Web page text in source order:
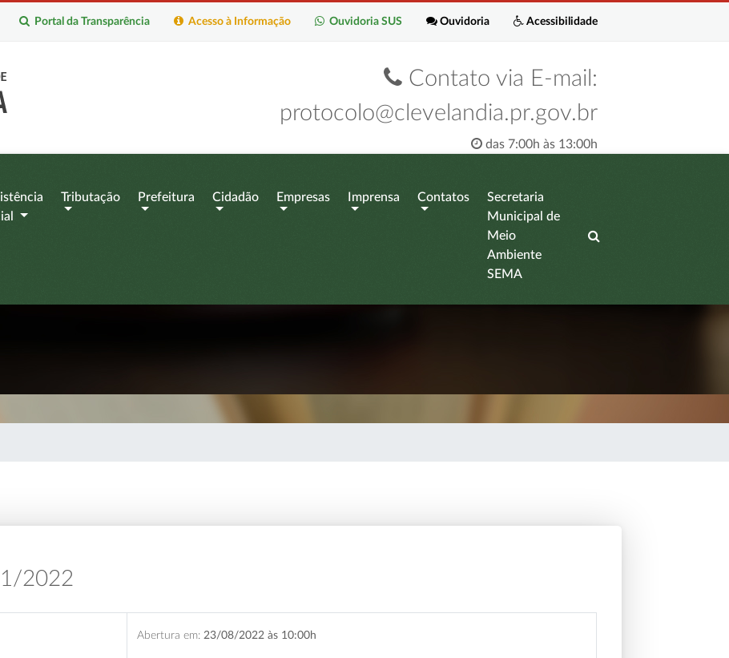
Acessibilidade
Ouvidoria
Ouvidoria SUS
Acesso à Informação
Portal da Transparência
Contato via E-mail:
protocolo@clevelandia.pr.gov.br
das 7:00h às 13:00h
Tributação Prefeitura Cidadão Empresas Imprensa Contatos
Secretaria
Municipal de
Meio
Ambiente
SEMA
2022
Abertura em: 23/08/2022 às 10:00h